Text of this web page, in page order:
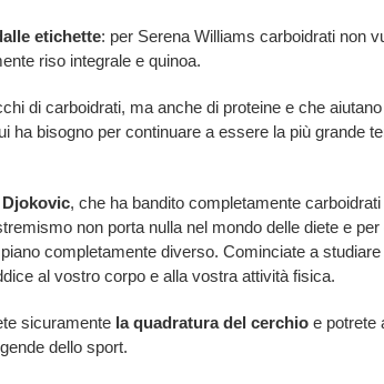
etichette: per Serena Williams carboidrati non
riso integrale e quinoa.
di carboidrati, ma anche di proteine e che
ha bisogno per continuare a essere la più grande
, che ha bandito completamente carboidrati
non porta nulla nel mondo delle diete e
completamente diverso. Cominciate a
al vostro corpo e alla vostra attività fisica.
sicuramente la quadratura del cerchioe potrete
dello sport.